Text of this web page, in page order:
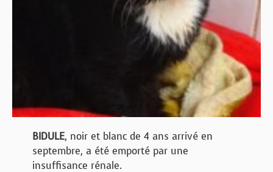
BIDULE, noir et blanc de 4 ans arrivé en
septembre, a été emporté par une
insuffisance rénale.